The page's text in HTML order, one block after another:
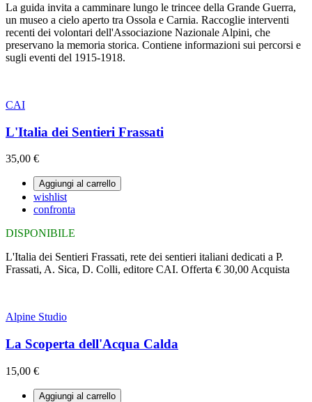
La guida invita a camminare lungo le trincee della Grande Guerra,
un museo a cielo aperto tra Ossola e Carnia. Raccoglie interventi
recenti dei volontari dell'Associazione Nazionale Alpini, che
preservano la memoria storica. Contiene informazioni sui percorsi e
sugli eventi del 1915-1918.
CAI
L'Italia dei Sentieri Frassati
35,00 €
Aggiungi al carrello
wishlist
confronta
DISPONIBILE
L'Italia dei Sentieri Frassati, rete dei sentieri italiani dedicati a P.
Frassati, A. Sica, D. Colli, editore CAI. Offerta € 30,00 Acquista
Alpine Studio
La Scoperta dell'Acqua Calda
15,00 €
Aggiungi al carrello